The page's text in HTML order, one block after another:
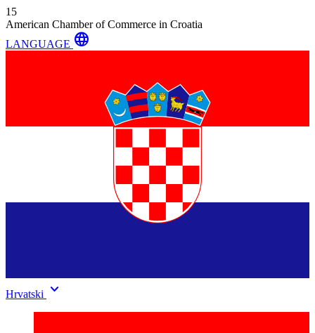
15
American Chamber of Commerce in Croatia
LANGUAGE language
Hrvatski keyboard_arrow_down